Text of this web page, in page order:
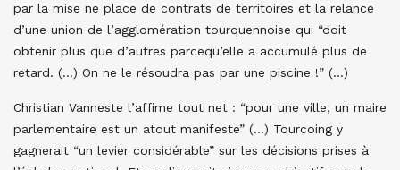
par la mise ne place de contrats de territoires et la relance
d’une union de l’agglomération tourquennoise qui “doit
obtenir plus que d’autres parcequ’elle a accumulé plus de
retard. (…) On ne le résoudra pas par une piscine !” (…)
Christian Vanneste l’affime tout net : “pour une ville, un maire
parlementaire est un atout manifeste” (…) Tourcoing y
gagnerait “un levier considérable” sur les décisions prises à